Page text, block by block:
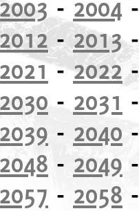
- 2004
- 2013
2021-2022
2030 - 2031
2039 - 2040
2048 - 2049
2057 - 2058